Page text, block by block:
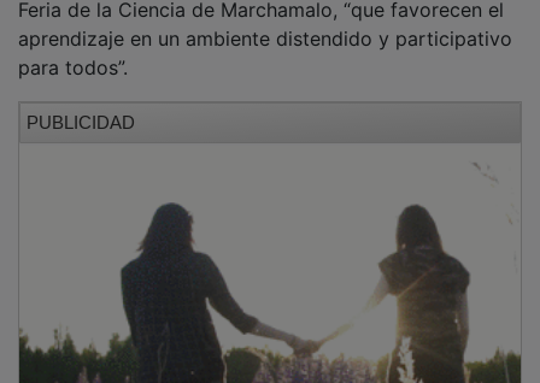
agradeciendo la creación de espacios como el de esta
Feria de la Ciencia de Marchamalo, “que favorecen el
aprendizaje en un ambiente distendido y participativo